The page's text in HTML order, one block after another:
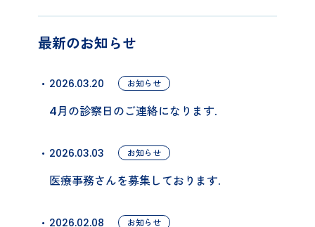
最新のお知らせ
2026.03.20 お知らせ
4月の診察日のご連絡になります.
2026.03.03 お知らせ
医療事務さんを募集しております.
2026.02.08 お知らせ